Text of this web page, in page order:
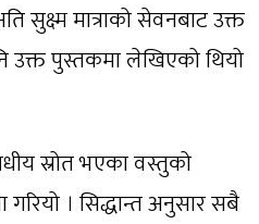
सुक्ष्म मात्राको सेवनबाट उक्त
उक्त पुस्तकमा लेखिएको थियो
स्रोत भएका वस्तुको
। सिद्धान्त अनुसार सबै